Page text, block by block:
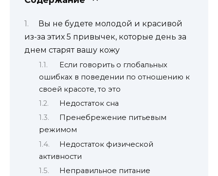
Вы не будете молодой и красивой
из-за этих 5 привычек, которые день за
днем старят вашу кожу
Если говорить о глобальных
ошибках в поведении по отношению к
своей красоте, то это
Недостаток сна
Пренебрежение питьевым
режимом
Недостаток физической
активности
Неправильное питание